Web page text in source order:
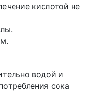
кислотой не
водой и
сока